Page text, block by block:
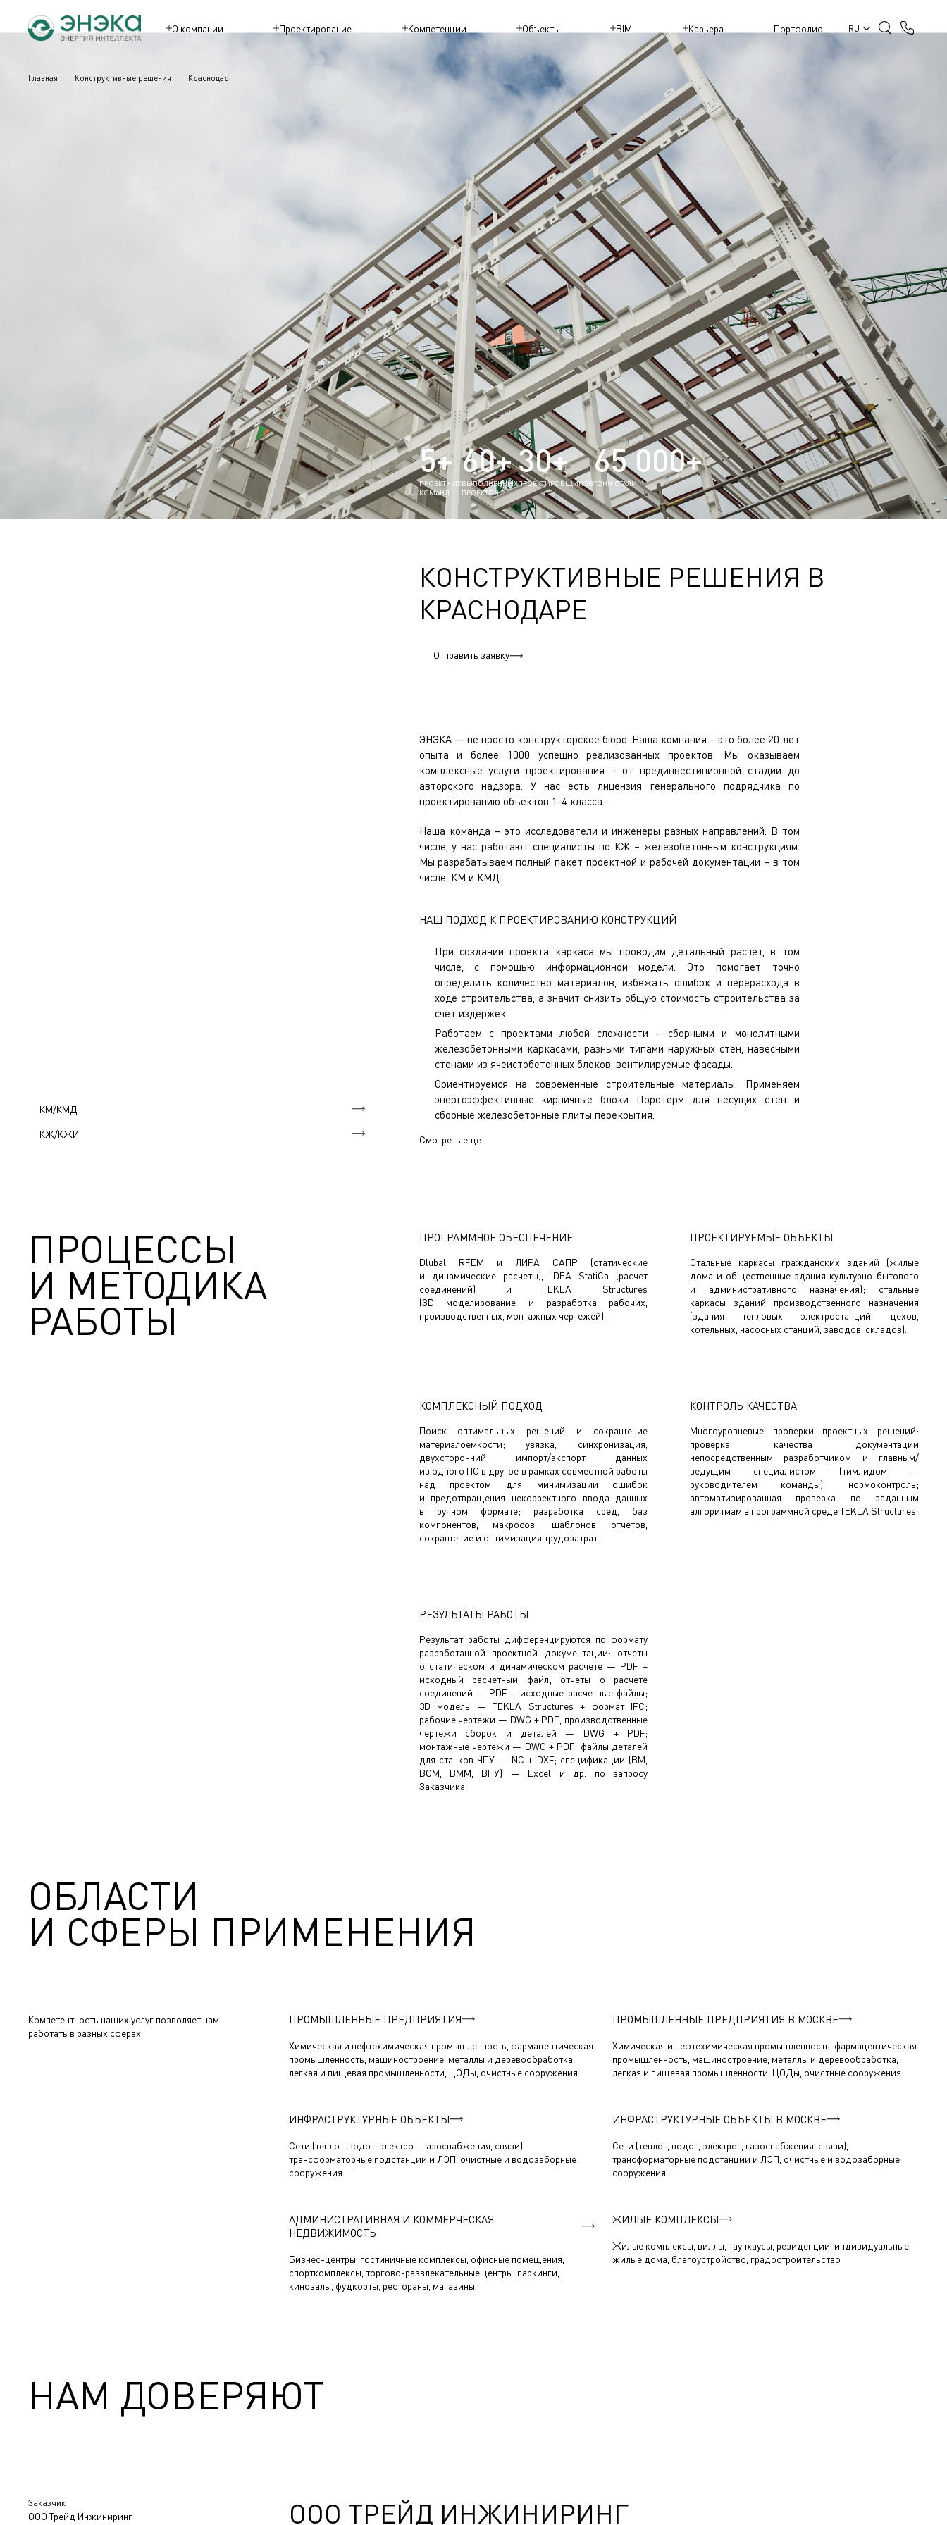
О компании Проектирование Компетенции Объекты BIM Карьера Портфолио RU
Главная Конструктивные решения Краснодар
КОНСТРУКТИВНЫЕ
РЕШЕНИЯ
5+
ПРОЕКТНЫХ
КОМАНД
60+
ВЫПОЛНЕННЫХ
ПРОЕКТОВ
30+
ПРОЕКТИРОВЩИКОВ
65 000+
ТОНН СТАЛИ
КМ/КМД
КЖ/КЖИ
КОНСТРУКТИВНЫЕ РЕШЕНИЯ В
КРАСНОДАРЕ
Отправить заявку
ЭНЭКА — не просто конструкторское бюро. Наша компания – это более 20 лет
опыта и более 1000 успешно реализованных проектов. Мы оказываем
комплексные услуги проектирования – от прединвестиционной стадии до
авторского надзора. У нас есть лицензия генерального подрядчика по
проектированию объектов 1-4 класса.
Наша команда – это исследователи и инженеры разных направлений. В том
числе, у нас работают специалисты по КЖ – железобетонным конструкциям.
Мы разрабатываем полный пакет проектной и рабочей документации – в том
числе, КМ и КМД.
НАШ ПОДХОД К ПРОЕКТИРОВАНИЮ КОНСТРУКЦИЙ
При создании проекта каркаса мы проводим детальный расчет, в том
числе, с помощью информационной модели. Это помогает точно
определить количество материалов, избежать ошибок и перерасхода в
ходе строительства, а значит снизить общую стоимость строительства за
счет издержек.
Работаем с проектами любой сложности – сборными и монолитными
железобетонными каркасами, разными типами наружных стен, навесными
стенами из ячеистобетонных блоков, вентилируемые фасады.
Ориентируемся на современные строительные материалы. Применяем
энергоэффективные кирпичные блоки Поротерм для несущих стен и
сборные железобетонные плиты перекрытия.
ЭНЭКА обладает большим опытом в проектировании жилых зданий и
любому проекту, будь то жилой дом или промышленный объект.
Смотреть еще
ПРОЦЕССЫ
И МЕТОДИКА
РАБОТЫ
ПРОГРАММНОЕ ОБЕСПЕЧЕНИЕ
Dlubal RFEM и ЛИРА САПР (статические
и динамические расчеты), IDEA StatiCa (расчет
соединений) и TEKLA Structures
(ЗD моделирование и разработка рабочих,
производственных, монтажных чертежей).
ПРОЕКТИРУЕМЫЕ ОБЪЕКТЫ
Стальные каркасы гражданских зданий (жилые
дома и общественные здания культурно-бытового
и административного назначения); стальные
каркасы зданий производственного назначения
(здания тепловых электростанций, цехов,
котельных, насосных станций, заводов, складов).
КОМПЛЕКСНЫЙ ПОДХОД
Поиск оптимальных решений и сокращение
материалоемкости; увязка, синхронизация,
двухсторонний импорт/экспорт данных
из одного ПО в другое в рамках совместной работы
над проектом для минимизации ошибок
и предотвращения некорректного ввода данных
в ручном формате; разработка сред, баз
компонентов, макросов, шаблонов отчетов,
сокращение и оптимизация трудозатрат.
КОНТРОЛЬ КАЧЕСТВА
Многоуровневые проверки проектных решений:
проверка качества документации
непосредственным разработчиком и главным/
ведущим специалистом (тимлидом —
руководителем команды), нормоконтроль;
автоматизированная проверка по заданным
алгоритмам в программной среде TEKLA Structures.
РЕЗУЛЬТАТЫ РАБОТЫ
Результат работы дифференцируются по формату
разработанной проектной документации: отчеты
о статическом и динамическом расчете — PDF +
исходный расчетный файл; отчеты о расчете
соединений — PDF + исходные расчетные файлы;
3D модель — TEKLA Structures + формат IFC;
рабочие чертежи — DWG + PDF; производственные
чертежи сборок и деталей — DWG + PDF;
монтажные чертежи — DWG + PDF; файлы деталей
для станков ЧПУ — NC + DXF; спецификации (ВМ,
ВОМ, ВММ, ВПУ) — Excel и др. по запросу
Заказчика.
ОБЛАСТИ
И СФЕРЫ ПРИМЕНЕНИЯ
Компетентность наших услуг позволяет нам
работать в разных сферах
ПРОМЫШЛЕННЫЕ ПРЕДПРИЯТИЯ
Химическая и нефтехимическая промышленность, фармацевтическая
промышленность, машиностроение, металлы и деревообработка,
легкая и пищевая промышленности, ЦОДы, очистные сооружения
ПРОМЫШЛЕННЫЕ ПРЕДПРИЯТИЯ В МОСКВЕ
Химическая и нефтехимическая промышленность, фармацевтическая
промышленность, машиностроение, металлы и деревообработка,
легкая и пищевая промышленности, ЦОДы, очистные сооружения
ИНФРАСТРУКТУРНЫЕ ОБЪЕКТЫ
Сети (тепло-, водо-, электро-, газоснабжения, связи),
трансформаторные подстанции и ЛЭП, очистные и водозаборные
сооружения
ИНФРАСТРУКТУРНЫЕ ОБЪЕКТЫ В МОСКВЕ
Сети (тепло-, водо-, электро-, газоснабжения, связи),
трансформаторные подстанции и ЛЭП, очистные и водозаборные
сооружения
АДМИНИСТРАТИВНАЯ И КОММЕРЧЕСКАЯ
НЕДВИЖИМОСТЬ
Бизнес-центры, гостиничные комплексы, офисные помещения,
спорткомплексы, торгово-развлекательные центры, паркинги,
кинозалы, фудкорты, рестораны, магазины
ЖИЛЫЕ КОМПЛЕКСЫ
Жилые комплексы, виллы, таунхаусы, резиденции, индивидуальные
жилые дома, благоустройство, градостроительство
НАМ ДОВЕРЯЮТ
Заказчик
ООО Трейд Инжиниринг ООО ТРЕЙД ИНЖИНИРИНГ